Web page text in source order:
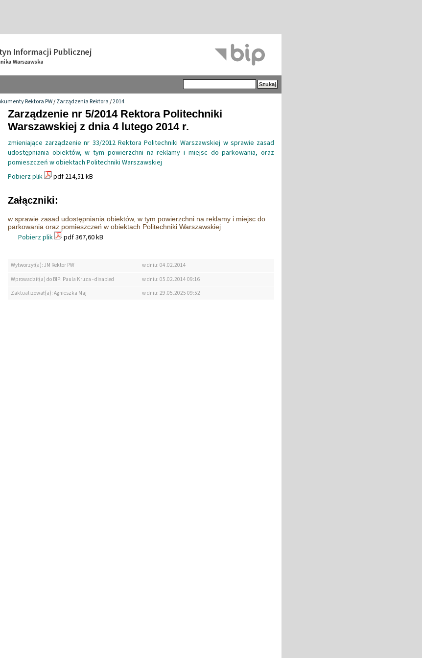
Rektora PW/Zarządzenia Rektora/2014
Zarządzenie nr 5/2014 Rektora Politechniki
Warszawskiej z dnia 4 lutego 2014 r.
zmieniające zarządzenie nr 33/2012 Rektora Politechniki Warszawskiej w sprawie zasad
udostępniania obiektów, w tym powierzchni na reklamy i miejsc do parkowania, oraz
pomieszczeń w obiektach Politechniki Warszawskiej
Pobierz plik
pdf 214,51 kB
Załączniki:
w sprawie zasad udostępniania obiektów, w tym powierzchni na reklamy i miejsc do
parkowania oraz pomieszczeń w obiektach Politechniki Warszawskiej
Pobierz plik pdf 367,60 kB
Wytworzył(a): JM Rektor PW
w dniu: 04.02.2014
Wprowadził(a) do BIP: Paula Kruza - disabled
w dniu: 05.02.2014 09:16
Zaktualizował(a): Agnieszka Maj
w dniu: 29.05.2025 09:52